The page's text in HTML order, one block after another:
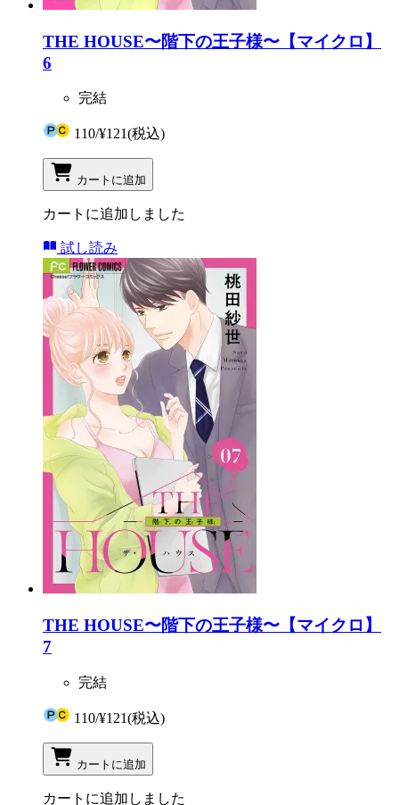
THE HOUSE〜階下の王子様〜【マイクロ】
6
完結
110/¥121(税込)
カートに追加
カートに追加しました
試し読み
THE HOUSE〜階下の王子様〜【マイクロ】
7
完結
110/¥121(税込)
カートに追加
カートに追加しました